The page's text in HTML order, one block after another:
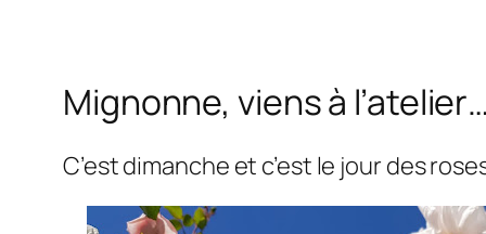
Mignonne, viens à
C’est dimanche et c’est le jour des